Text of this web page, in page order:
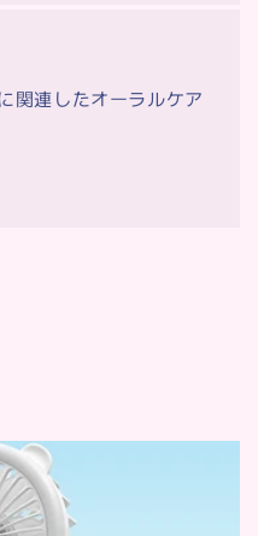
関連したオーラルケア